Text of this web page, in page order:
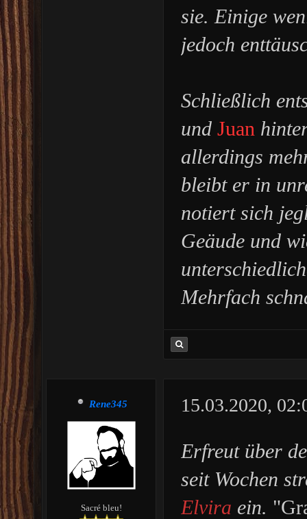
sie. Einige
jedoch
Schließlich
und Juan
allerdings
bleibt er in
notiert sich
Geäude und
Mehrfach
Rene345
Sacré bleu!
15.03.2020,
Erfreut über
seit Wochen
Elvira ein.